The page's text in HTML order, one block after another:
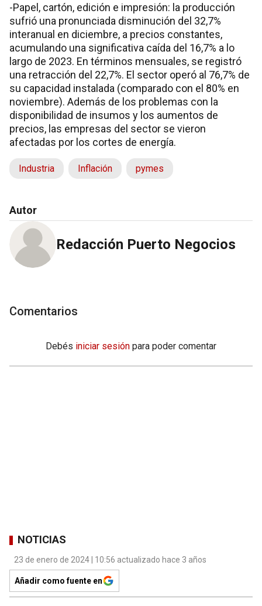
-Papel, cartón, edición e impresión: la producción
sufrió una pronunciada disminución del 32,7%
interanual en diciembre, a precios constantes,
acumulando una significativa caída del 16,7% a lo
largo de 2023. En términos mensuales, se registró
una retracción del 22,7%. El sector operó al 76,7% de
su capacidad instalada (comparado con el 80% en
noviembre). Además de los problemas con la
disponibilidad de insumos y los aumentos de
precios, las empresas del sector se vieron
afectadas por los cortes de energía.
Industria Inflación pymes
Autor
Redacción Puerto Negocios
Comentarios
Debés iniciar sesión para poder comentar
NOTICIAS
23 de enero de 2024 | 10:56 actualizado hace 3 años
Añadir como fuente en